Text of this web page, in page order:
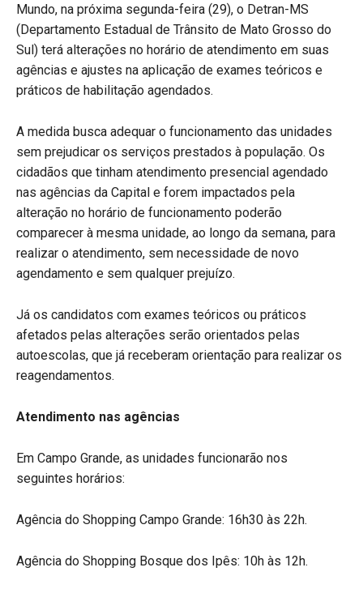
Mundo, na próxima segunda-feira (29), o Detran-MS
(Departamento Estadual de Trânsito de Mato Grosso do
Sul) terá alterações no horário de atendimento em suas
agências e ajustes na aplicação de exames teóricos e
práticos de habilitação agendados.
A medida busca adequar o funcionamento das unidades
sem prejudicar os serviços prestados à população. Os
cidadãos que tinham atendimento presencial agendado
nas agências da Capital e forem impactados pela
alteração no horário de funcionamento poderão
comparecer à mesma unidade, ao longo da semana, para
realizar o atendimento, sem necessidade de novo
agendamento e sem qualquer prejuízo.
Já os candidatos com exames teóricos ou práticos
afetados pelas alterações serão orientados pelas
autoescolas, que já receberam orientação para realizar os
reagendamentos.
Atendimento nas agências
Em Campo Grande, as unidades funcionarão nos
seguintes horários:
Agência do Shopping Campo Grande: 16h30 às 22h.
Agência do Shopping Bosque dos Ipês: 10h às 12h.